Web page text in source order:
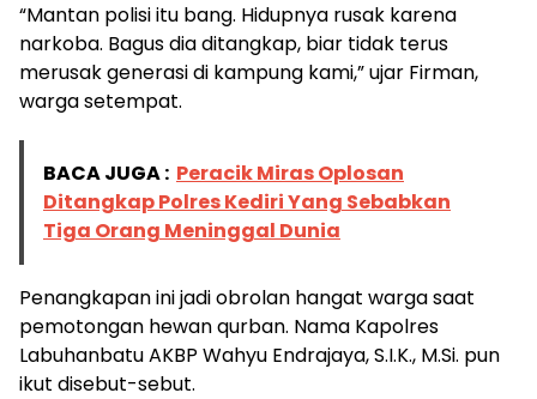
“Mantan polisi itu bang. Hidupnya rusak karena
narkoba. Bagus dia ditangkap, biar tidak terus
merusak generasi di kampung kami,” ujar Firman,
warga setempat.
BACA JUGA : Peracik Miras Oplosan
Ditangkap Polres Kediri Yang Sebabkan
Tiga Orang Meninggal Dunia
Penangkapan ini jadi obrolan hangat warga saat
pemotongan hewan qurban. Nama Kapolres
Labuhanbatu AKBP Wahyu Endrajaya, S.I.K., M.Si. pun
ikut disebut-sebut.